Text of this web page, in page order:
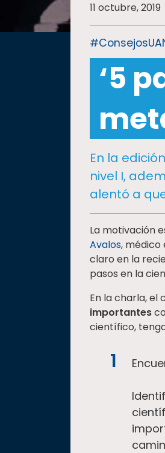
Oferta
educativa
Internacionalización
11 octubre, 2019
‘5
En la
nivel I,
alentó a
La motivación
Avalos, médico
claro en la
pasos en la
En la charla,
importantes
científico,